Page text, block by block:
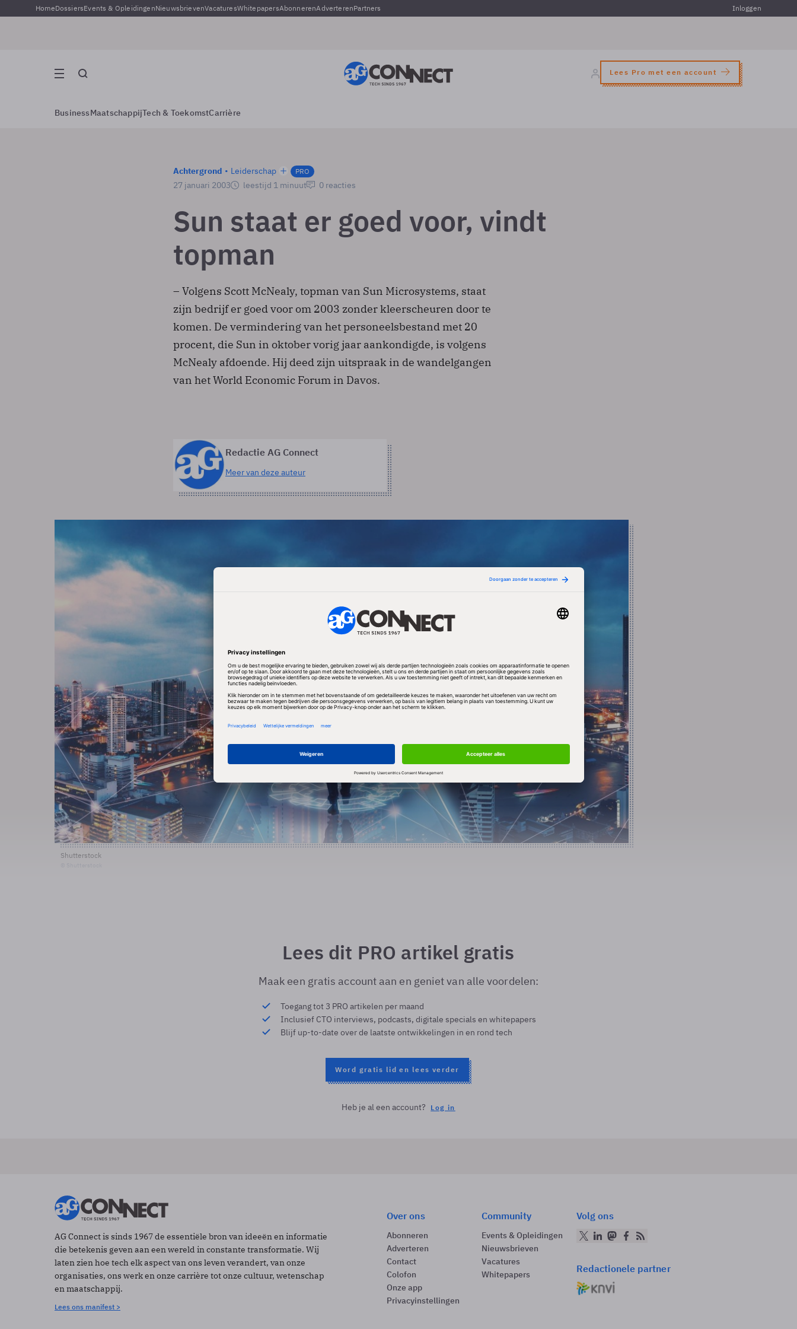
HomeDossiersEvents & OpleidingenNieuwsbrievenVacaturesWhitepapersAbonnerenAdverterenPartners Inloggen
Lees Pro met een account
BusinessMaatschappijTech & ToekomstCarrière
Achtergrond Leiderschap PRO
27 januari 2003 leestijd 1 minuut 0 reacties
Sun staat er goed voor, vindt
topman
– Volgens Scott McNealy, topman van Sun Microsystems, staat
zijn bedrijf er goed voor om 2003 zonder kleerscheuren door te
komen. De vermindering van het personeelsbestand met 20
procent, die Sun in oktober vorig jaar aankondigde, is volgens
McNealy afdoende. Hij deed zijn uitspraak in de wandelgangen
van het World Economic Forum in Davos.
Redactie AG Connect
Meer van deze auteur
Shutterstock
Lees dit PRO artikel gratis
Maak een gratis account aan en geniet van alle voordelen:
Toegang tot 3 PRO artikelen per maand
Inclusief CTO interviews, podcasts, digitale specials en whitepapers
Blijf up-to-date over de laatste ontwikkelingen in en rond tech
Word gratis lid en lees verder
Heb je al een account? Log in
AG Connect is sinds 1967 de essentiële bron van ideeën en informatie
die betekenis geven aan een wereld in constante transformatie. Wij
laten zien hoe tech elk aspect van ons leven verandert, van onze
organisaties, ons werk en onze carrière tot onze cultuur, wetenschap
en maatschappij.
Lees ons manifest >
Over ons
Abonneren
Adverteren
Contact
Colofon
Onze app
Privacyinstellingen
Community
Events & Opleidingen
Nieuwsbrieven
Vacatures
Whitepapers
Volg ons
Redactionele partner